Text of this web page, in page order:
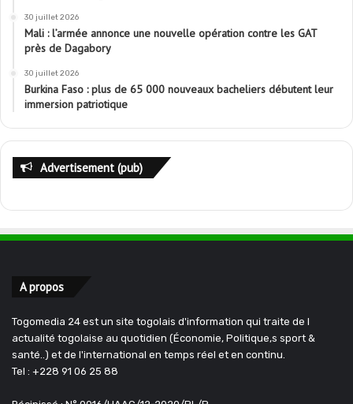
30 juillet 2026
Mali : l’armée annonce une nouvelle opération contre les GAT
près de Dagabory
30 juillet 2026
Burkina Faso : plus de 65 000 nouveaux bacheliers débutent leur
immersion patriotique
Advertisement (pub)
A propos
Togomedia 24 est un site togolais d'information qui traite de l
actualité togolaise au quotidien (Économie, Politique,s sport &
santé..) et de l'international en temps réel et en continu.
Tel : +228 91 06 25 88